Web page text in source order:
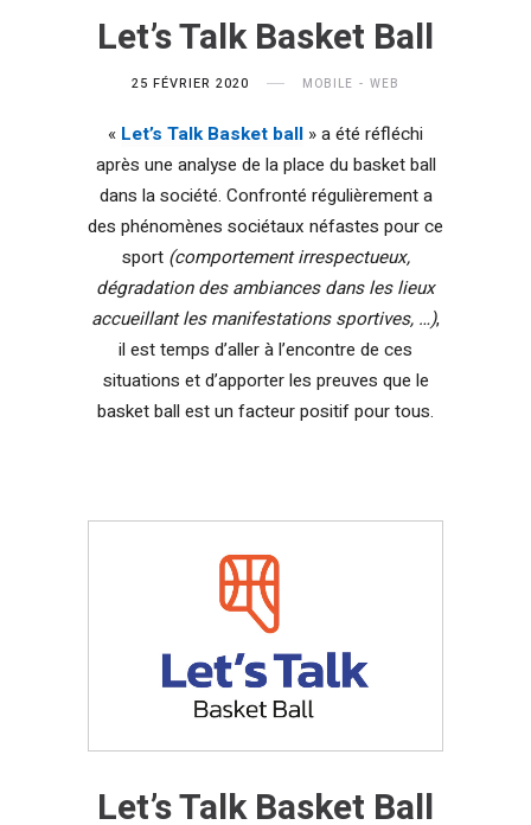
Let’s Talk Basket Ball
25 FÉVRIER 2020 MOBILE WEB
« Let’s Talk Basket ball » a été réfléchi
après une analyse de la place du basket ball
dans la société. Confronté régulièrement a
des phénomènes sociétaux néfastes pour ce
sport (comportement irrespectueux,
dégradation des ambiances dans les lieux
accueillant les manifestations sportives, …),
il est temps d’aller à l’encontre de ces
situations et d’apporter les preuves que le
basket ball est un facteur positif pour tous.
Let’s Talk Basket Ball